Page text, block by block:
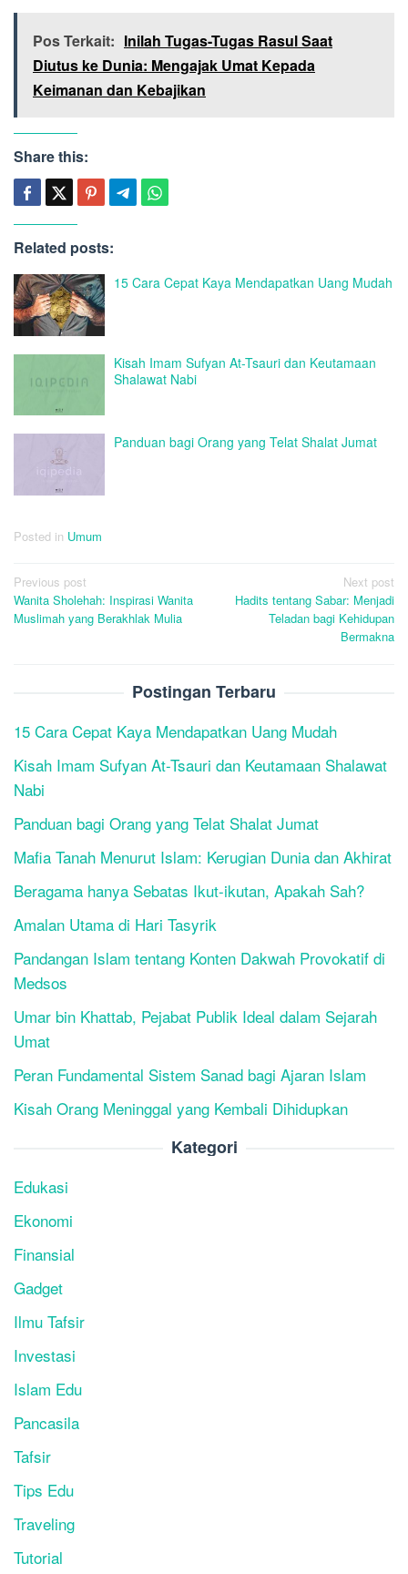
Pos Terkait: Inilah Tugas-Tugas Rasul Saat
Diutus ke Dunia: Mengajak Umat Kepada
Keimanan dan Kebajikan
Share this:
Related posts:
15 Cara Cepat Kaya Mendapatkan Uang Mudah
Kisah Imam Sufyan At-Tsauri dan Keutamaan
Shalawat Nabi
Panduan bagi Orang yang Telat Shalat Jumat
Posted in Umum
Post
navigation
Previous post
Wanita Sholehah: Inspirasi Wanita
Muslimah yang Berakhlak Mulia
Next post
Hadits tentang Sabar: Menjadi
Teladan bagi Kehidupan
Bermakna
Postingan Terbaru
15 Cara Cepat Kaya Mendapatkan Uang Mudah
Kisah Imam Sufyan At-Tsauri dan Keutamaan Shalawat
Nabi
Panduan bagi Orang yang Telat Shalat Jumat
Mafia Tanah Menurut Islam: Kerugian Dunia dan Akhirat
Beragama hanya Sebatas Ikut-ikutan, Apakah Sah?
Amalan Utama di Hari Tasyrik
Pandangan Islam tentang Konten Dakwah Provokatif di
Medsos
Umar bin Khattab, Pejabat Publik Ideal dalam Sejarah
Umat
Peran Fundamental Sistem Sanad bagi Ajaran Islam
Kisah Orang Meninggal yang Kembali Dihidupkan
Kategori
Edukasi
Ekonomi
Finansial
Gadget
Ilmu Tafsir
Investasi
Islam Edu
Pancasila
Tafsir
Tips Edu
Traveling
Tutorial